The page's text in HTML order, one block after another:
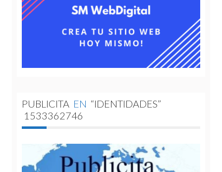
PUBLICITA EN “IDENTIDADES”
1533362746